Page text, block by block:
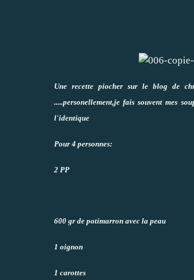
Une recette piocher sur le blog de
.....personellement,je fais souvent mes
l'identique
Pour 4 personnes:
2 PP
600 gr de potimarron avec la peau
1 oignon
1 carottes